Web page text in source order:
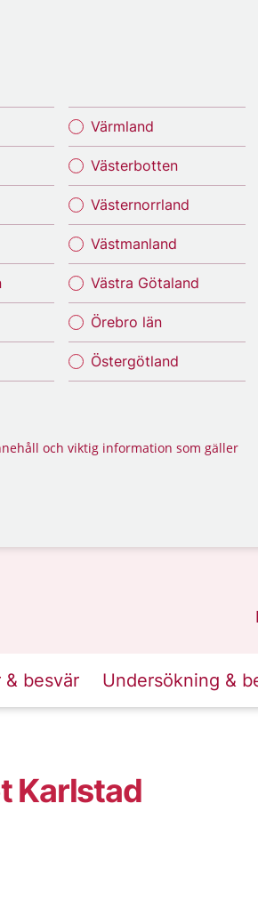
Värmland
Västerbotten
Västernorrland
Västmanland
Västra Götaland
Örebro län
Östergötland
och viktig information som gäller
& besvär Undersökning &
Karlstad